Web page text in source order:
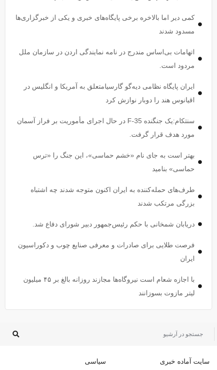
کمی دیر اما بالاخره برخی پایگاه‌های خبری و یکی از خبرگزاری‌ها
مسدود شدند
اتهامات بی‌اساس مندرج در نامه نمایندگی اردن در سازمان ملل
مردود است.
ایران پایگاه نظامی دیه‌گو گارسیامتعلق به آمریکا و انگلیس در
اقیانوس هند را دوبار نوازش کرد
سنتکام:یک جنگنده F-35 در حال اجرای مأموریت بر فراز آسمان
مورد هدف قرار گرفت.
بهتر است به جای نام «خشم حماسی»، این جنگ را «ترس
حماسی» بنامید
طرف‌های حمله‌کننده به ایران اکنون متوجه شدند چه اشتباه
بزرگی مرتکب شدند
دریابان شمخانی با حکم رئیس‌جمهور دبیر شورای دفاع شد.
فرصت طلایی برای صادرات و معرفی صنایع چوب و دکوراسیون
ایران
با اجازه شعام است نیروگاه‌ها مجازند روزانه بالغ بر ۴۵ میلیون
لیتر مازوت بسوزانند
سایت آماده خبری سیاسی